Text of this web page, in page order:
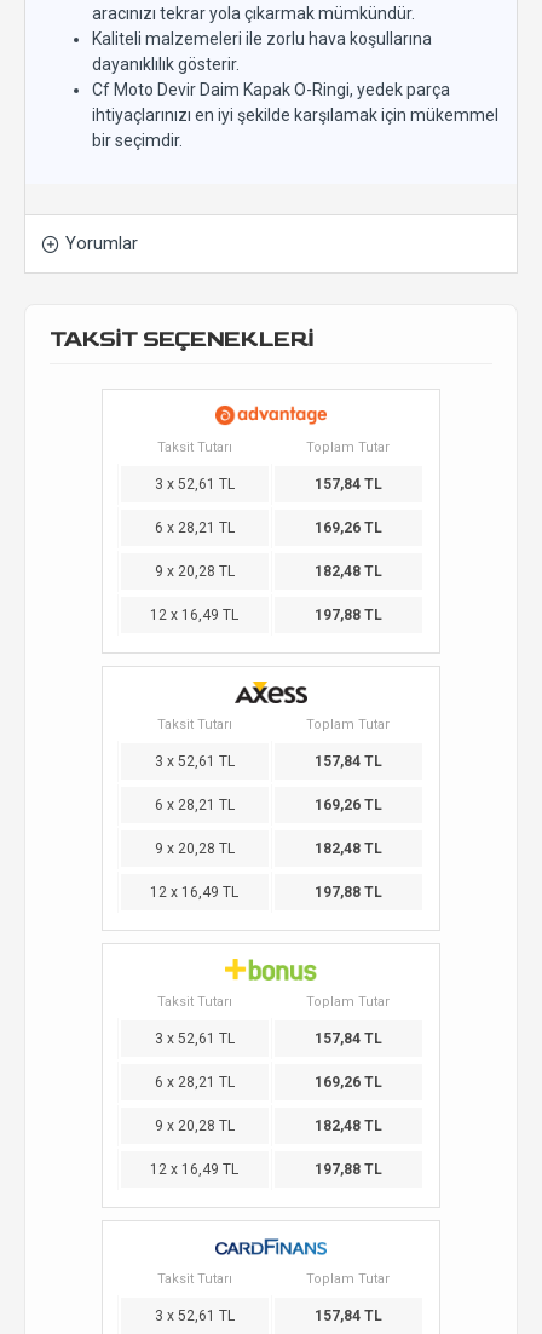
aracınızı tekrar yola çıkarmak mümkündür.
Kaliteli malzemeleri ile zorlu hava koşullarına
dayanıklılık gösterir.
Cf Moto Devir Daim Kapak O-Ringi, yedek parça
ihtiyaçlarınızı en iyi şekilde karşılamak için mükemmel
bir seçimdir.
Yorumlar
TAKSİT SEÇENEKLERİ
Taksit Tutarı Toplam Tutar
3 x 52,61 TL 157,84 TL
6 x 28,21 TL 169,26 TL
9 x 20,28 TL 182,48 TL
12 x 16,49 TL 197,88 TL
Taksit Tutarı Toplam Tutar
3 x 52,61 TL 157,84 TL
6 x 28,21 TL 169,26 TL
9 x 20,28 TL 182,48 TL
12 x 16,49 TL 197,88 TL
Taksit Tutarı Toplam Tutar
3 x 52,61 TL 157,84 TL
6 x 28,21 TL 169,26 TL
9 x 20,28 TL 182,48 TL
12 x 16,49 TL 197,88 TL
Taksit Tutarı Toplam Tutar
3 x 52,61 TL 157,84 TL